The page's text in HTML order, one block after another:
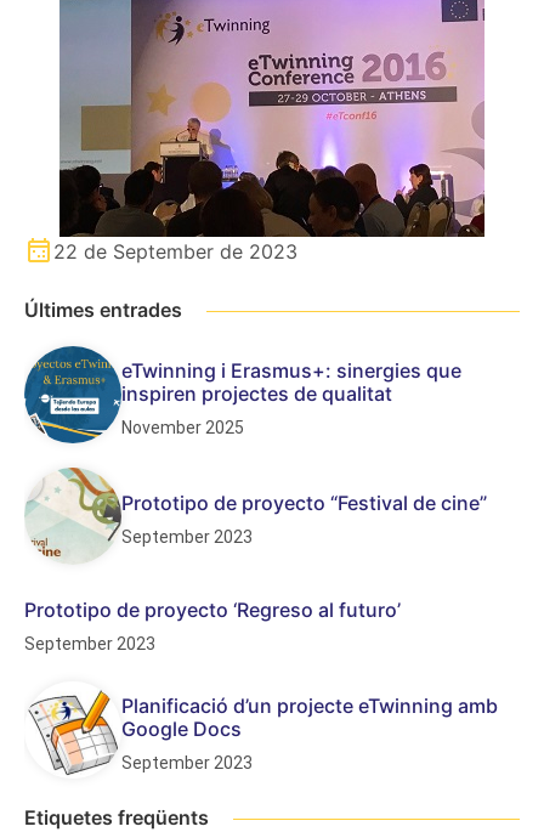
22 de September de 2023
Últimes entrades
eTwinning i Erasmus+: sinergies que
inspiren projectes de qualitat
November 2025
Prototipo de proyecto “Festival de cine”
September 2023
Prototipo de proyecto ‘Regreso al futuro’
September 2023
Planificació d’un projecte eTwinning amb
Google Docs
September 2023
Etiquetes freqüents